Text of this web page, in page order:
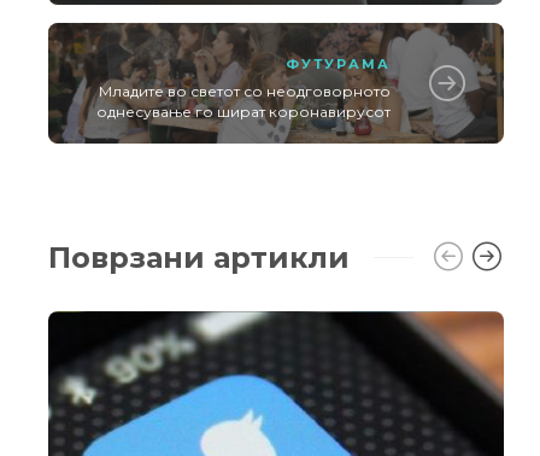
ФУТУРАМА
Младите во светот со неодговорното
однесување го шират коронавирусот
Поврзани артикли